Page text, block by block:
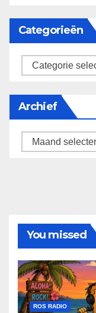
Categorieën
categorieën
Archief
Archief
You missed
ROS RADIO